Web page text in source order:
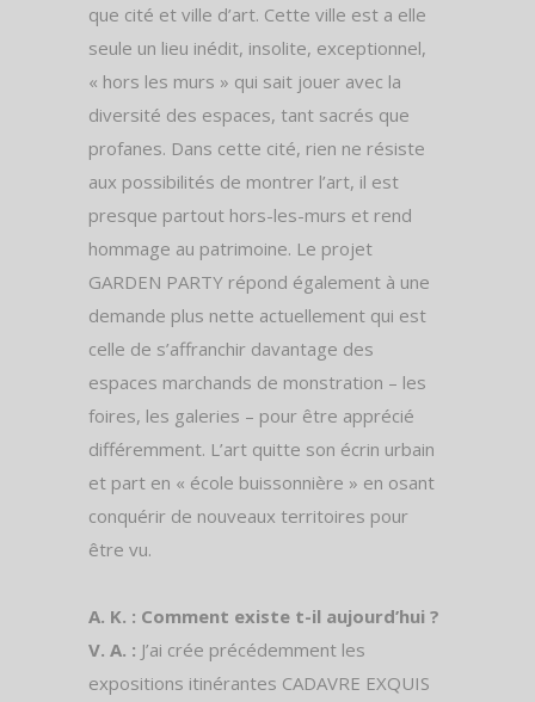
que cité et ville d’art. Cette ville est a elle
seule un lieu inédit, insolite, exceptionnel,
« hors les murs » qui sait jouer avec la
diversité des espaces, tant sacrés que
profanes. Dans cette cité, rien ne résiste
aux possibilités de montrer l’art, il est
presque partout hors-les-murs et rend
hommage au patrimoine. Le projet
GARDEN PARTY répond également à une
demande plus nette actuellement qui est
celle de s’affranchir davantage des
espaces marchands de monstration – les
foires, les galeries – pour être apprécié
différemment. L’art quitte son écrin urbain
et part en « école buissonnière » en osant
conquérir de nouveaux territoires pour
être vu.
A. K. : Comment existe t-il aujourd’hui ?
V. A. : J’ai crée précédemment les
expositions itinérantes CADAVRE EXQUIS